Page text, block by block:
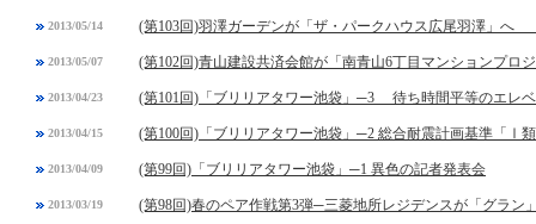
2013/05/14 (第103回)羽澤ガーデンが「ザ・パークハウス広尾羽澤」へ
2013/05/07 (第102回)青山建設共済会館が「南青山6丁目マンションプロ
2013/04/23 (第101回)「ブリリアタワー池袋」─3 待ち時間平等のエレ
2013/04/15 (第100回)「ブリリアタワー池袋」─2 総合耐震計画基準「Ⅰ
2013/04/09 (第99回)「ブリリアタワー池袋」─1 異色の記者発表会
2013/03/19 (第98回)春のペア作戦第3弾─三菱地所レジデンスが「グラン